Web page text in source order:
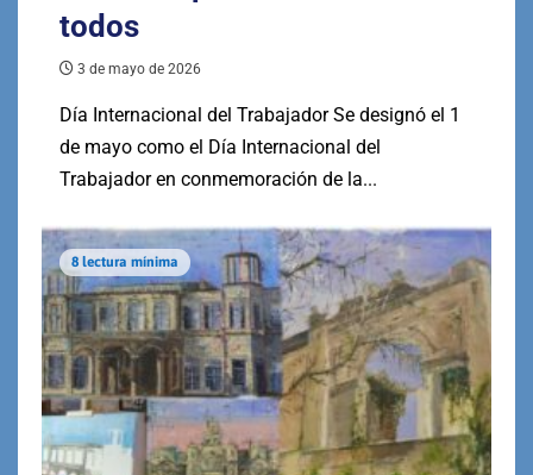
todos
3 de mayo de 2026
Día Internacional del Trabajador Se designó el 1
de mayo como el Día Internacional del
Trabajador en conmemoración de la...
8 lectura mínima